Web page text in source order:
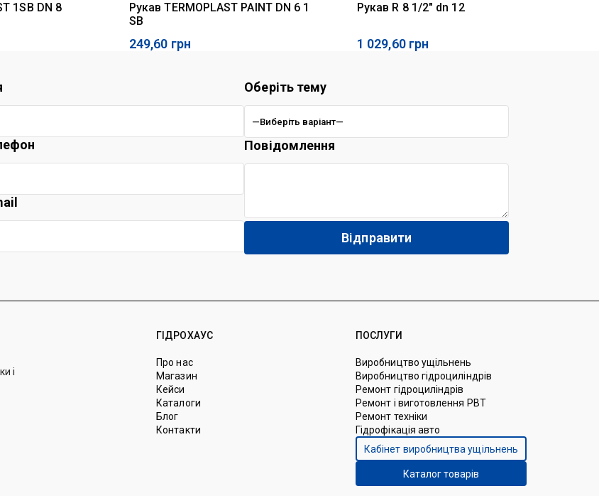
1SB DN 8
Рукав TERMOPLAST PAINT DN 6 1
SB
249,60 грн
Рукав R 8 1/2" dn 12
1 029,60 грн
Оберіть тему
Повідомлення
і
ГІДРОХАУС
Про нас
Магазин
Кейси
Каталоги
Блог
Контакти
ПОСЛУГИ
Виробництво ущільнень
Виробництво гідроциліндрів
Ремонт гідроциліндрів
Ремонт і виготовлення РВТ
Ремонт техніки
Гідрофікація авто
Кабінет виробництва ущільнень
Каталог товарів